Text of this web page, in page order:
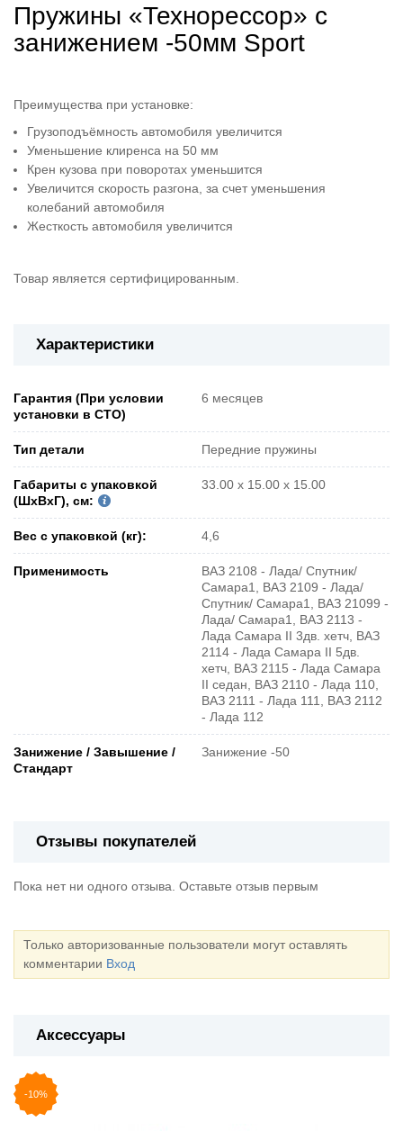
Пружины «Технорессор» с
занижением -50мм Sport
Преимущества при установке:
Грузоподъёмность автомобиля увеличится
Уменьшение клиренса на 50 мм
Крен кузова при поворотах уменьшится
Увеличится скорость разгона, за счет уменьшения
колебаний автомобиля
Жесткость автомобиля увеличится
Товар является сертифицированным.
Характеристики
Гарантия (При условии
установки в СТО)
6 месяцев
Тип детали Передние пружины
Габариты с упаковкой
(ШxВxГ), см:
33.00 x 15.00 x 15.00
Вес с упаковкой (кг): 4,6
Применимость
ВАЗ 2108 - Лада/ Спутник/
Самара1, ВАЗ 2109 - Лада/
Спутник/ Самара1, ВАЗ 21099 -
Лада/ Самара1, ВАЗ 2113 -
Лада Самара II 3дв. хетч, ВАЗ
2114 - Лада Самара II 5дв.
хетч, ВАЗ 2115 - Лада Самара
II седан, ВАЗ 2110 - Лада 110,
ВАЗ 2111 - Лада 111, ВАЗ 2112
- Лада 112
Занижение / Завышение /
Стандарт
Занижение -50
Отзывы покупателей
Пока нет ни одного отзыва. Оставьте отзыв первым
Только авторизованные пользователи могут оставлять
комментарии Вход
Аксессуары
-10%